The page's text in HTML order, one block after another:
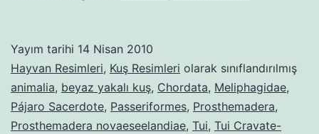
Yayım tarihi 14 Nisan 2010
Hayvan Resimleri, Kuş Resimleri olarak sınıflandırılmış
animalia, beyaz yakalı kuş, Chordata, Meliphagidae,
Pájaro Sacerdote, Passeriformes, Prosthemadera,
Prosthemadera novaeseelandiae, Tui, Tui Cravate-